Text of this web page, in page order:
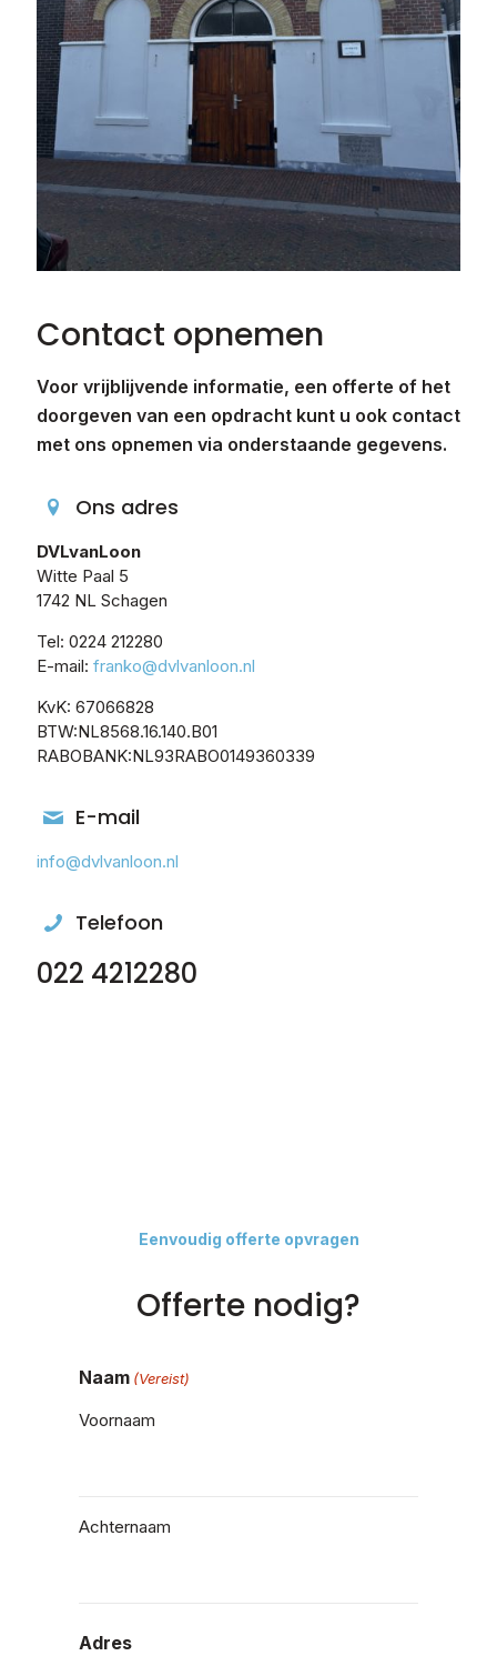
Contact opnemen
Voor vrijblijvende informatie, een offerte of het
doorgeven van een opdracht kunt u ook contact
met ons opnemen via onderstaande gegevens.
Ons adres
DVLvanLoon
Witte Paal 5
1742 NL Schagen
Tel: 0224 212280
E-mail: franko@dvlvanloon.nl
KvK: 67066828
BTW:NL8568.16.140.B01
RABOBANK:NL93RABO0149360339
E-mail
info@dvlvanloon.nl
Telefoon
022 4212280
Eenvoudig offerte opvragen
Offerte nodig?
Naam (Vereist)
Voornaam
Achternaam
Adres